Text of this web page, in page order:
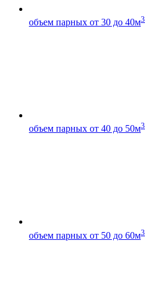
объем парных от 30 до 40м3
объем парных от 40 до 50м3
объем парных от 50 до 60м3